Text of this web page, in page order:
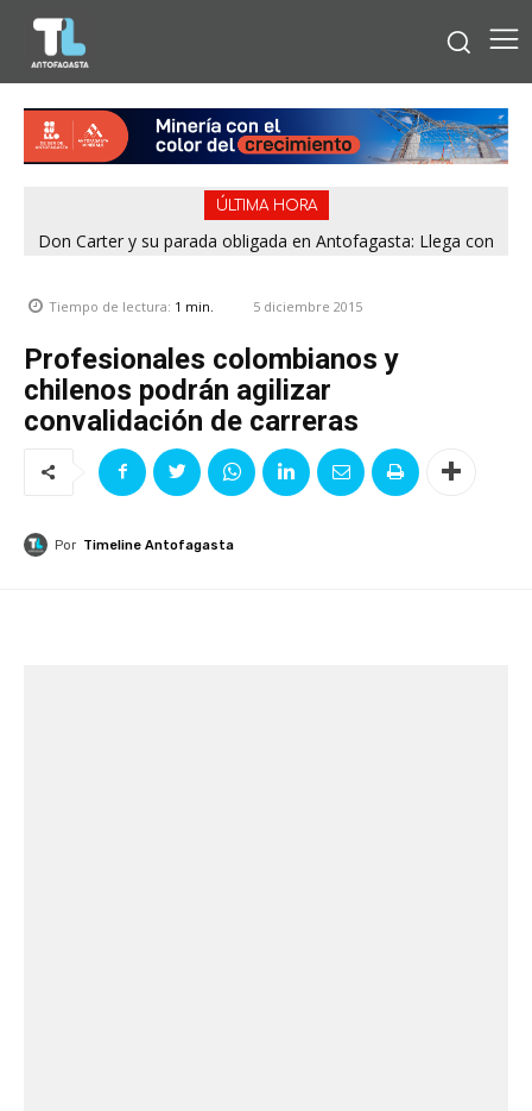
ÚLTIMA HORA
Don Carter y su parada obligada en Antofagasta: Llega con
Tiempo de lectura: 1 min. 5 diciembre 2015
Profesionales colombianos y
chilenos podrán agilizar
convalidación de carreras
Por Timeline Antofagasta